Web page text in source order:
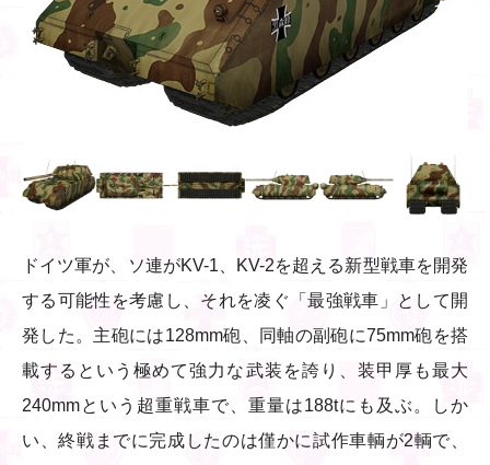
ドイツ軍が、ソ連がKV-1、KV-2を超える新型戦車を開発
する可能性を考慮し、それを凌ぐ「最強戦車」として開
発した。主砲には128mm砲、同軸の副砲に75mm砲を搭
載するという極めて強力な武装を誇り、装甲厚も最大
240mmという超重戦車で、重量は188tにも及ぶ。しか
い、終戦までに完成したのは僅かに試作車輌が2輌で、